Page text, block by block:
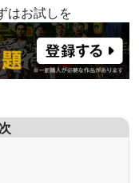
はお試しを